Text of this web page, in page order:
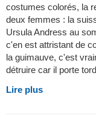
costumes colorés, la
deux femmes : la
Ursula Andress au
c'en est attristant de
la guimauve, c'est
détruire car il porte
Lire plus